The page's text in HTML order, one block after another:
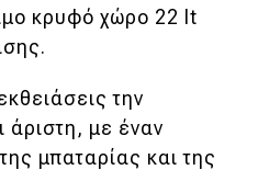
κρυφό χώρο 22 lt
την
άριστη, με έναν
μπαταρίας και της